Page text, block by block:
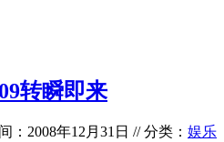
转瞬即来
：2008年12月31日 //分类： 娱乐